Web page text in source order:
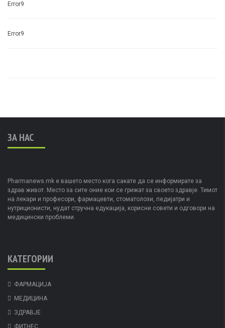
Error9
Error9
ЗА НАС
Pharmanews.mk е вашето место кога сакате да се информирате за
здрав живот. Место за сите оние кои се грижат за своето здравје. Тимот
на лекари и професори, фармацевти, стоматолози, педијатри и
нутриционисти, нудат стручна едукација, корисни совети и одговори на
медицински проблеми.
КАТЕГОРИИ
ФАРМАЦИЈА
МЕДИЦИНА
ЗДРАВЈЕ
ФИТНЕС